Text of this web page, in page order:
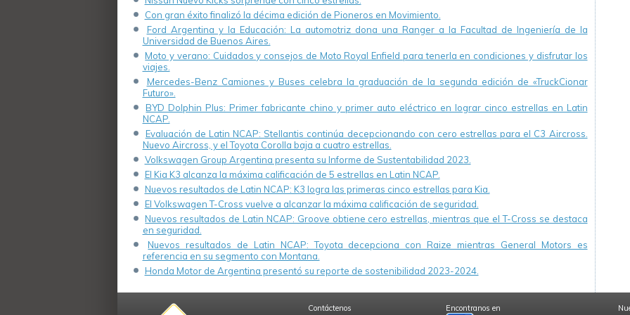
Con gran éxito finalizó la décima edición de Pioneros en Movimiento.
Ford Argentina y la Educación: La automotriz dona una Ranger a la Facultad de Ingeniería de la
Universidad de Buenos Aires.
Moto y verano: Cuidados y consejos de Moto Royal Enfield para tenerla en condiciones y disfrutar los
viajes.
Mercedes-Benz Camiones y Buses celebra la graduación de la segunda edición de «TruckCionar
Futuro».
BYD Dolphin Plus: Primer fabricante chino y primer auto eléctrico en lograr cinco estrellas en Latin
NCAP.
Evaluación de Latin NCAP: Stellantis continúa decepcionando con cero estrellas para el C3 Aircross.
Nuevo Aircross, y el Toyota Corolla baja a cuatro estrellas.
Volkswagen Group Argentina presenta su Informe de Sustentabilidad 2023.
El Kia K3 alcanza la máxima calificación de 5 estrellas en Latin NCAP.
Nuevos resultados de Latin NCAP: K3 logra las primeras cinco estrellas para Kia.
El Volkswagen T-Cross vuelve a alcanzar la máxima calificación de seguridad.
Nuevos resultados de Latin NCAP: Groove obtiene cero estrellas, mientras que el T-Cross se destaca
en seguridad.
Nuevos resultados de Latin NCAP: Toyota decepciona con Raize mientras General Motors es
referencia en su segmento con Montana.
Honda Motor de Argentina presentó su reporte de sostenibilidad 2023-2024.
Contáctenos Encontranos en